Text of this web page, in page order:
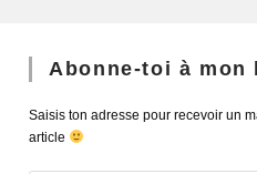
Abonne-toi à mon
Saisis ton adresse pour recevoir un
article